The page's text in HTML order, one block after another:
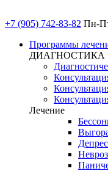
+7 (905) 742-83-82 Пн-
Программы
ДИАГНОСТИКА
Лечение
Невроз